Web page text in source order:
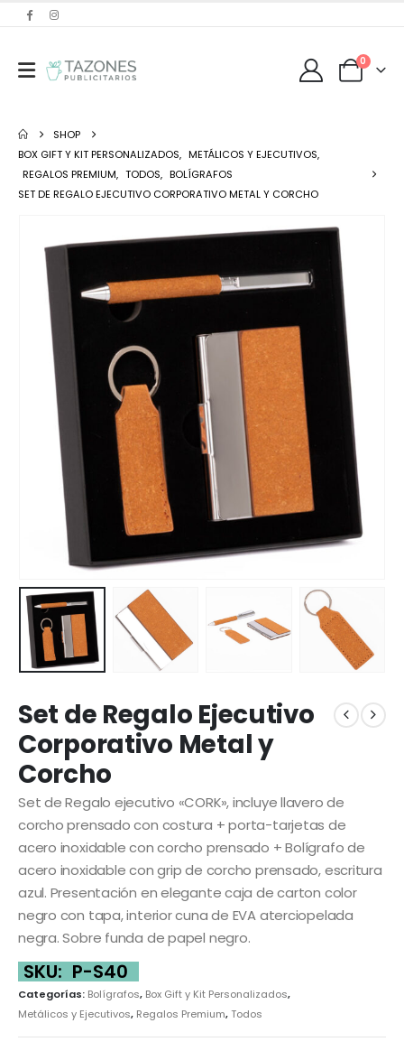
0
SHOP
BOX GIFT Y KIT PERSONALIZADOS, METÁLICOS Y EJECUTIVOS,
REGALOS PREMIUM, TODOS, BOLÍGRAFOS
SET DE REGALO EJECUTIVO CORPORATIVO METAL Y CORCHO
Set de Regalo Ejecutivo
Corporativo Metal y
Corcho
Set de Regalo ejecutivo «CORK», incluye llavero de
corcho prensado con costura + porta-tarjetas de
acero inoxidable con corcho prensado + Bolígrafo de
acero inoxidable con grip de corcho prensado, escritura
azul. Presentación en elegante caja de carton color
negro con tapa, interior cuna de EVA aterciopelada
negra. Sobre funda de papel negro.
SKU: P-S40
Categorías: Bolígrafos, Box Gift y Kit Personalizados,
Metálicos y Ejecutivos, Regalos Premium,Todos